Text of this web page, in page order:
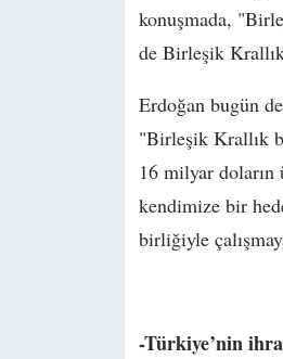
konuşmada,
de Birleşik
Erdoğan bugün
"Birleşik Krallık
16 milyar
kendimize bir
birliğiyle
-Türkiye’nin